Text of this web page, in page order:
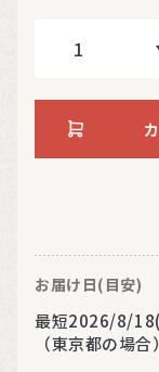
お届け日(目安)
最短2026/8/
（東京都の場合）